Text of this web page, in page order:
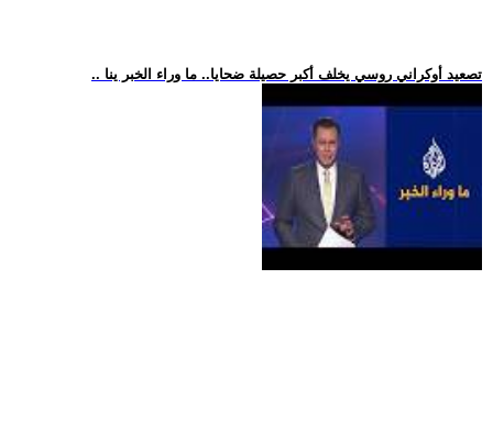
.. تصعيد أوكراني روسي يخلف أكبر حصيلة ضحايا.. ما وراء الخبر ينا